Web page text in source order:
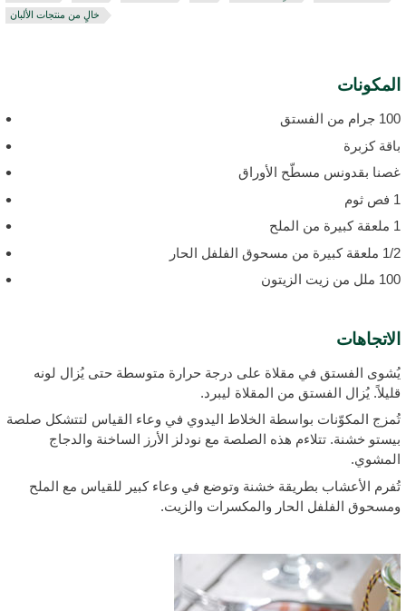
خالٍ من منتجات الألبان
من الفستق
كزبرة
بقدونس مسطّح الأوراق
من مسحوق الفلفل الحار
من زيت الزيتون
الفستق في مقلاة على درجة حرارة متوسطة حتى يُزال لونه
يُزال الفستق من المقلاة ليبرد.
المكوّنات بواسطة الخلاط اليدوي في وعاء القياس لتتشكل صلصة
خشنة. تتلاءم هذه الصلصة مع نودلز الأرز الساخنة والدجاج
الأعشاب بطريقة خشنة وتوضع في وعاء كبير للقياس مع الملح
الفلفل الحار والمكسرات والزيت.